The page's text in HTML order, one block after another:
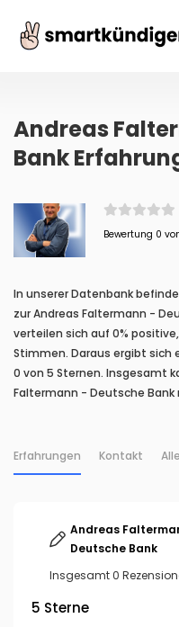
Andreas
Bank
Bewertung 0
In unserer Datenbank
zur Andreas Faltermann -
verteilen sich auf 0%
Stimmen. Daraus ergibt sich
0 von 5 Sternen. Insgesamt
Faltermann - Deutsche Bank
Erfahrungen Kontakt
Andreas
Deutsche Bank
Insgesamt 0
5 Sterne